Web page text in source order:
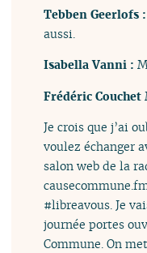
Tebben Geerlofs
aussi.
Isabella Vanni :
Frédéric Couchet
Je crois que j’ai
voulez échanger
salon web de la
#libreavous. Je
journée portes
Commune. On